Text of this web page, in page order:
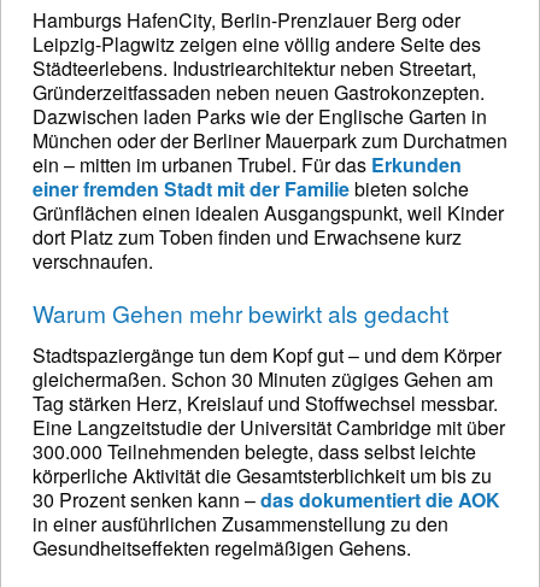
Hamburgs HafenCity, Berlin-Prenzlauer Berg oder
Leipzig-Plagwitz zeigen eine völlig andere Seite des
Städteerlebens. Industriearchitektur neben Streetart,
Gründerzeitfassaden neben neuen Gastrokonzepten.
Dazwischen laden Parks wie der Englische Garten in
München oder der Berliner Mauerpark zum Durchatmen
ein – mitten im urbanen Trubel. Für das Erkunden
einer fremden Stadt mit der Familiebieten solche
Grünflächen einen idealen Ausgangspunkt, weil Kinder
dort Platz zum Toben finden und Erwachsene kurz
verschnaufen.
Warum Gehen mehr bewirkt als gedacht
Stadtspaziergänge tun dem Kopf gut – und dem Körper
gleichermaßen. Schon 30 Minuten zügiges Gehen am
Tag stärken Herz, Kreislauf und Stoffwechsel messbar.
Eine Langzeitstudie der Universität Cambridge mit über
300.000 Teilnehmenden belegte, dass selbst leichte
körperliche Aktivität die Gesamtsterblichkeit um bis zu
30 Prozent senken kann –das dokumentiert die AOK
in einer ausführlichen Zusammenstellung zu den
Gesundheitseffekten regelmäßigen Gehens.